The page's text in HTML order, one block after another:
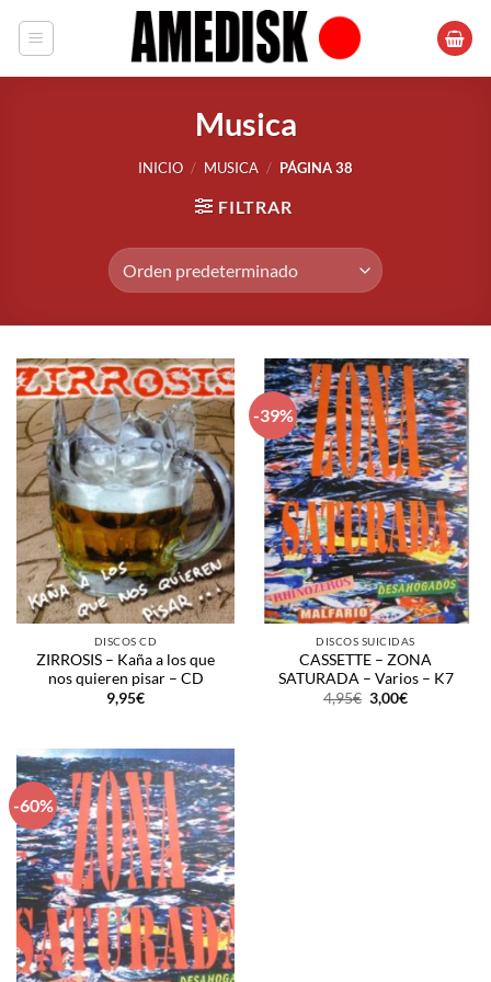
Musica
INICIO / MUSICA / PÁGINA 38
FILTRAR
DISCOS CD
ZIRROSIS – Kaña a los que
nos quieren pisar – CD
9,95€
-39%
DISCOS SUICIDAS
CASSETTE – ZONA
SATURADA – Varios – K7
4,95€ El
precio
3,00€El
-60%